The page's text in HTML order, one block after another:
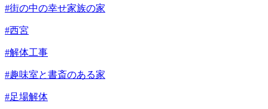
#街の中の幸せ家族の家
#西宮
#解体工事
#趣味室と書斎のある家
#足場解体